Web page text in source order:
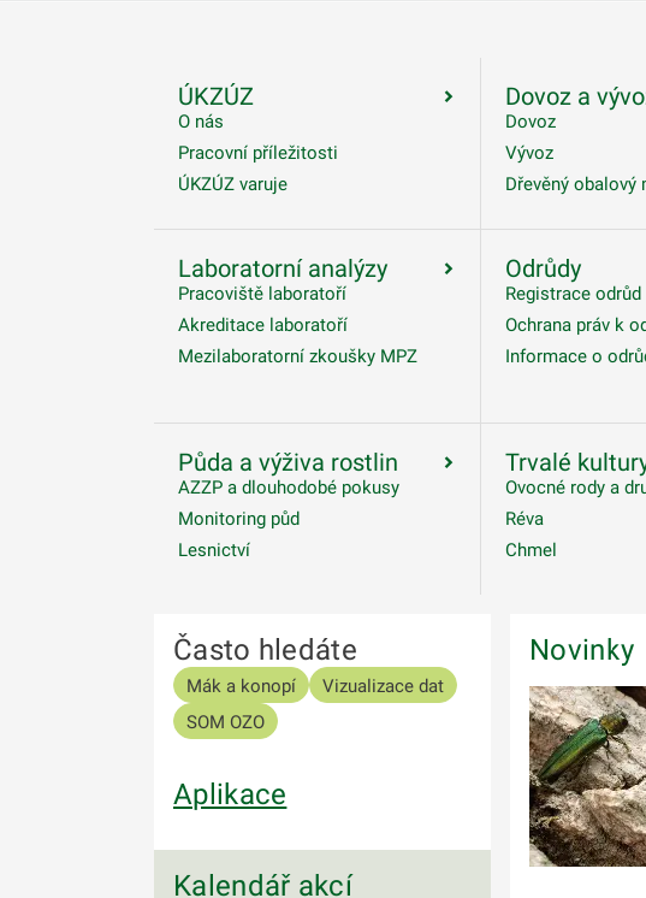
ÚKZÚZ
O nás
Pracovní příležitosti
ÚKZÚZ varuje
Dovoz a
Dovoz
Vývoz
Dřevěný obalový
Laboratorní analýzy
Pracoviště laboratoří
Akreditace laboratoří
Mezilaboratorní zkoušky MPZ
Odrůdy
Registrace odrůd
Ochrana práv k
Informace o
Půda a výživa rostlin
AZZP a dlouhodobé pokusy
Monitoring půd
Lesnictví
Trvalé
Ovocné rody a
Réva
Chmel
Novinky
Často hledáte
Mák a konopí
Vizualizace dat
SOM OZO
Aplikace
Kalendář akcí